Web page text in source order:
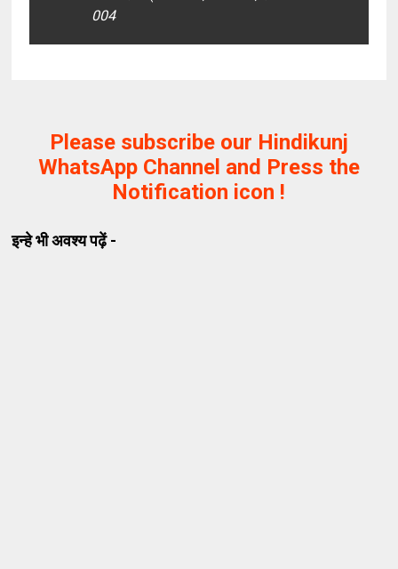
004
Please subscribe our Hindikunj
WhatsApp Channel and Press the
Notification icon !
इन्हे भी अवश्य पढ़ें -